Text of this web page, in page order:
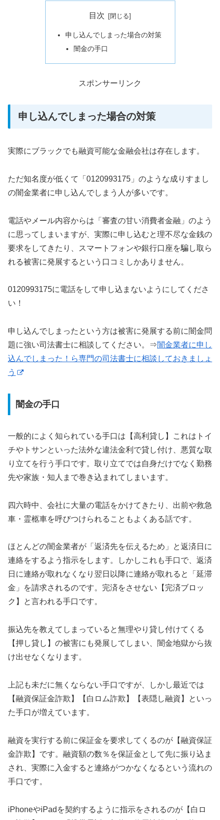
目次
申し込んでしまった場合の対策
闇金の手口
スポンサーリンク
申し込んでしまった場合の対策
実際にブラックでも融資可能な金融会社は存在します。
ただ知名度が低くて「0120993175」のような成りすまし
の闇金業者に申し込んでしまう人が多いです。
電話やメール内容からは「審査の甘い消費者金融」のよう
に思ってしまいますが、実際に申し込むと理不尽な金銭の
要求をしてきたり、スマートフォンや銀行口座を騙し取ら
れる被害に発展するという口コミしかありません。
0120993175に電話をして申し込まないようにしてくださ
い！
申し込んでしまったという方は被害に発展する前に闇金問
題に強い司法書士に相談してください。⇒闇金業者に申し
込んでしまった！ら専門の司法書士に相談しておきましょ
う
闇金の手口
一般的によく知られている手口は【高利貸し】これはトイ
チやトサンといった法外な違法金利で貸し付け、悪質な取
り立てを行う手口です。取り立てでは自身だけでなく勤務
先や家族・知人まで巻き込まれてしまいます。
四六時中、会社に大量の電話をかけてきたり、出前や救急
車・霊柩車を呼びつけられることもよくある話です。
ほとんどの闇金業者が「返済先を伝えるため」と返済日に
連絡をするよう指示をします。しかしこれも手口で、返済
日に連絡が取れなくなり翌日以降に連絡が取れると「延滞
金」を請求されるのです。完済をさせない【完済ブロッ
ク】と言われる手口です。
振込先を教えてしまっていると無理やり貸し付けてくる
【押し貸し】の被害にも発展してしまい、闇金地獄から抜
け出せなくなります。
上記も未だに無くならない手口ですが、しかし最近では
【融資保証金詐欺】【白ロム詐欺】【表隠し融資】といっ
た手口が増えています。
融資を実行する前に保証金を要求してくるのが【融資保証
金詐欺】です。融資額の数％を保証金として先に振り込ま
され、実際に入金すると連絡がつかなくなるという流れの
手口です。
iPhoneやiPadを契約するように指示をされるのが【白ロ